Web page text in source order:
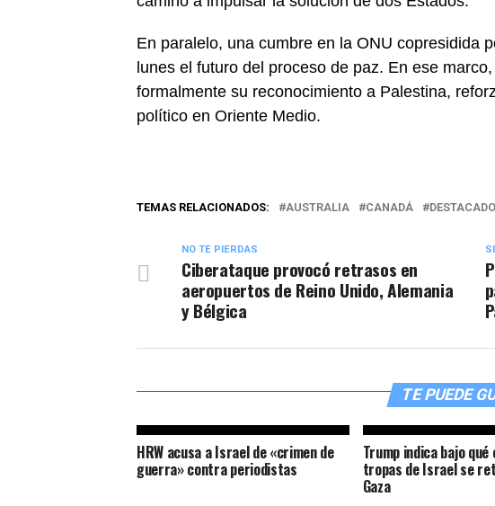
En paralelo, una cumbre en la ONU copresidida
lunes el futuro del proceso de paz. En ese
formalmente su reconocimiento a Palestina,
político en Oriente Medio.
TEMAS RELACIONADOS: AUSTRALIA CANADÁ DESTACADO
NO TE PIERDAS
Ciberataque provocó retrasos en
aeropuertos de Reino Unido, Alemania
y Bélgica
TE PUEDE
HRW acusa a Israel de «crimen de
guerra» contra periodistas
Trump indica bajo
tropas de Israel se
Gaza